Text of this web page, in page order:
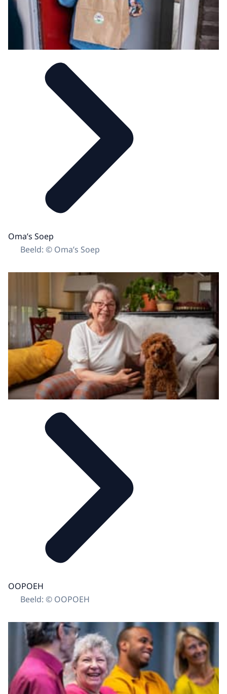
Oma’s Soep
Beeld: © Oma’s Soep
OOPOEH
Beeld: © OOPOEH